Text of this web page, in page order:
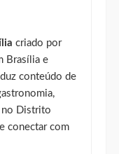
criado por
Brasília e
conteúdo de
no Distrito
conectar com